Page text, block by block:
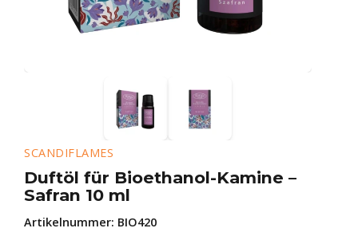
SCANDIFLAMES
Duftöl für Bioethanol-Kamine –
Safran 10 ml
Artikelnummer: BIO420